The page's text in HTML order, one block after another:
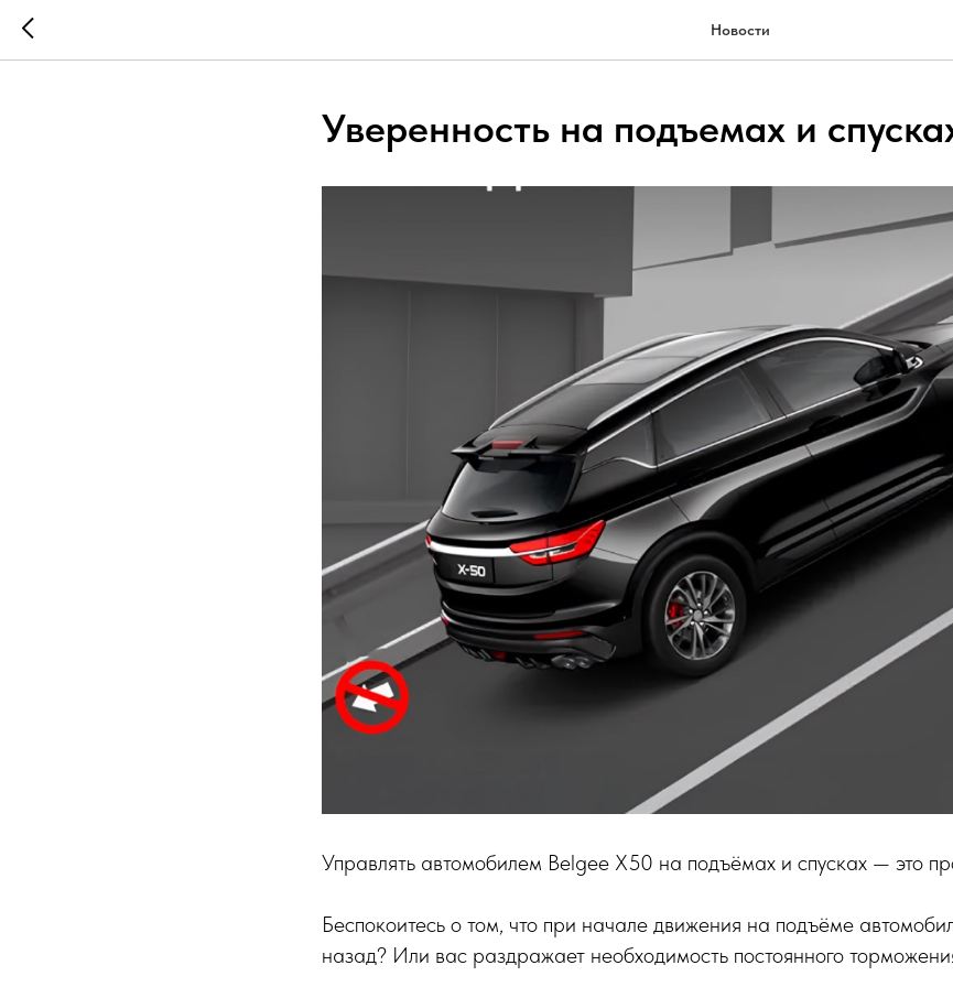
Новости
Уверенность на подъемах и
Управлять автомобилем Belgee X50 на подъёмах и спусках — это
Беспокоитесь о том, что при начале движения на подъёме
назад? Или вас раздражает необходимость постоянного